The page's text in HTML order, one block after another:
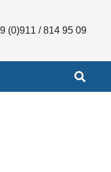
(0)911 / 814 95 09